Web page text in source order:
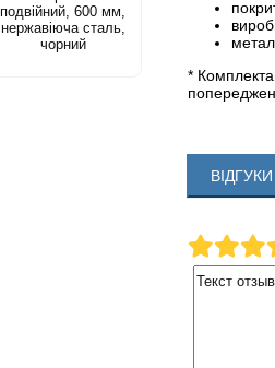
подвійний, 600 мм,
нержавіюча сталь,
чорний
*